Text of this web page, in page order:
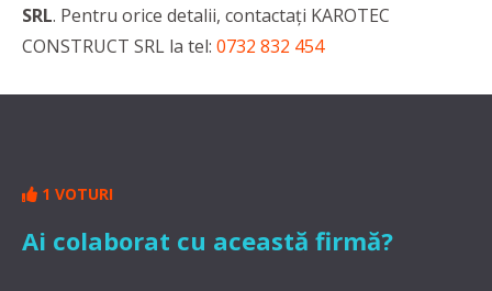
SRL. Pentru orice detalii, contactaţi KAROTEC
CONSTRUCT SRL la tel: 0732 832 454
1 VOTURI
Ai colaborat cu această firmă?